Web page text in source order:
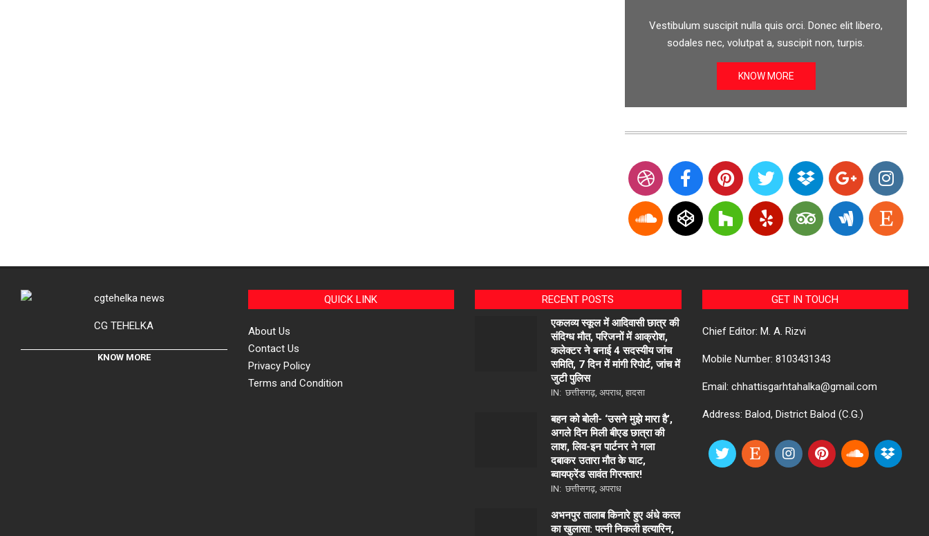
Vestibulum suscipit nulla quis orci. Donec elit libero,
sodales nec, volutpat a, suscipit non, turpis.
KNOW MORE
CG TEHELKA
KNOW MORE
QUICK LINK
About Us
Contact Us
Privacy Policy
Terms and Condition
RECENT POSTS
एकलव्य स्कूल में आदिवासी छात्र की
संदिग्ध मौत, परिजनों में आक्रोश,
कलेक्टर ने बनाई 4 सदस्यीय जांच
समिति, 7 दिन में मांगी रिपोर्ट, जांच में
जुटी पुलिस
IN: छत्तीसगढ़ अपराध हादसा
बहन को बोली- ‘उसने मुझे मारा है’,
अगले दिन मिली बीएड छात्रा की
लाश, लिव-इन पार्टनर ने गला
दबाकर उतारा मौत के घाट,
ब्वायफ्रेंड सावंत गिरफ्तार!
IN: छत्तीसगढ़ अपराध
अभनपुर तालाब किनारे हुए अंधे कत्ल
का खुलासा: पत्नी निकली हत्यारिन,
GET IN TOUCH
Chief Editor: M. A. Rizvi
Mobile Number: 8103431343
Email: chhattisgarhtahalka@gmail.com
Address: Balod, District Balod (C.G.)